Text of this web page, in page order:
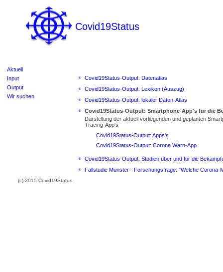
Covid19Status
Aktuell
Input
Output
Wir suchen
Covid19Status-Output: Datenatlas
Covid19Status-Output: Lexikon (Auszug)
Covid19Status-Output: lokaler Daten-Atlas
Covid19Status-Output: Smartphone-App's für die
Darstellung der aktuell vorliegenden und geplanten
Tracing-App's
Covid19Status-Output: Apps's
Covid19Status-Output: Corona Warn-App
Covid19Status-Output: Studien über und für die
Fallstudie Münster - Forschungsfrage: "Welche
(c) 2015 Covid19Status